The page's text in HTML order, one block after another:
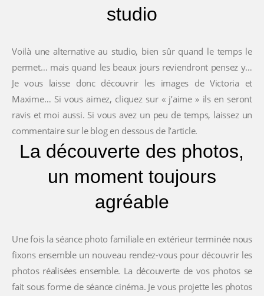
studio
Voilà une alternative au studio, bien sûr quand le temps le
permet… mais quand les beaux jours reviendront pensez y…
Je vous laisse donc découvrir les images de Victoria et
Maxime… Si vous aimez, cliquez sur « j’aime » ils en seront
ravis et moi aussi. Si vous avez un peu de temps, laissez un
commentaire sur le blog en dessous de l’article.
La découverte des photos,
un moment toujours
agréable
Une fois la séance photo familiale en extérieur terminée nous
fixons ensemble un nouveau rendez-vous pour découvrir les
photos réalisées ensemble. La découverte de vos photos se
fait sous forme de séance cinéma. Je vous projette les photos